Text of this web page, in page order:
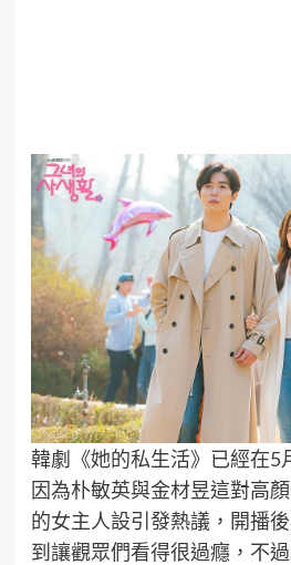
韓劇《她的私生活》已經在5
因為朴敏英與金材昱這對高顏
的女主人設引發熱議，開播
到讓觀眾們看得很過癮，不